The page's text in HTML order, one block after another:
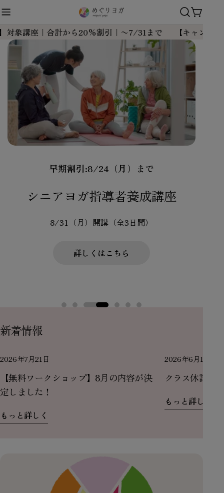
コ
ン
テ
カ
ー
座｜合計から20%割引｜〜7/31まで 【キャンペーン】
早期割引:8/24（月）まで
シニアヨガ指導者養成講座
8/31（月）開講（全3日間）
詳しくはこちら
新着情報
2026年7月21日
【無料ワークショップ】8月の内容が決
定しました！
もっと詳しく
2026年6月17日
クラス休講お
もっと詳しく